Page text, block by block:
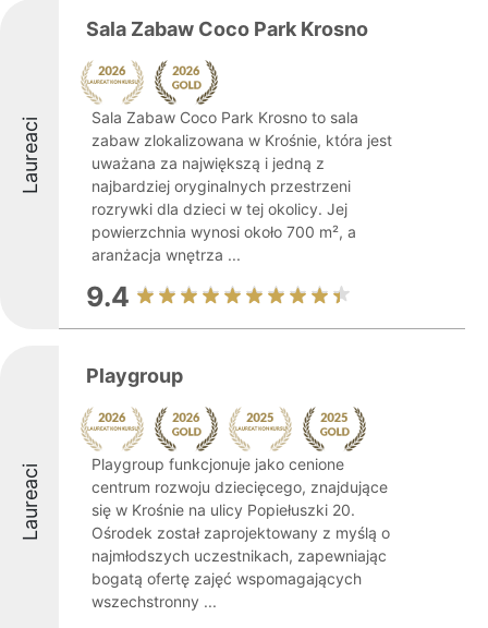
Laureaci
Sala Zabaw Coco Park Krosno
Sala Zabaw Coco Park Krosno to sala
zabaw zlokalizowana w Krośnie, która jest
uważana za największą i jedną z
najbardziej oryginalnych przestrzeni
rozrywki dla dzieci w tej okolicy. Jej
powierzchnia wynosi około 700 m², a
aranżacja wnętrza ...
9.4
Laureaci
Playgroup
Playgroup funkcjonuje jako cenione
centrum rozwoju dziecięcego, znajdujące
się w Krośnie na ulicy Popiełuszki 20.
Ośrodek został zaprojektowany z myślą o
najmłodszych uczestnikach, zapewniając
bogatą ofertę zajęć wspomagających
wszechstronny ...